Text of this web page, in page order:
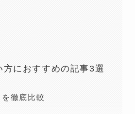
におすすめの記事3選
徹底比較